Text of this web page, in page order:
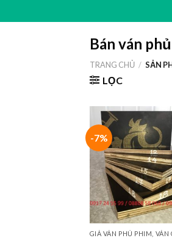
Bán ván
TRANG CHỦ / SẢN
LỌC
-7%